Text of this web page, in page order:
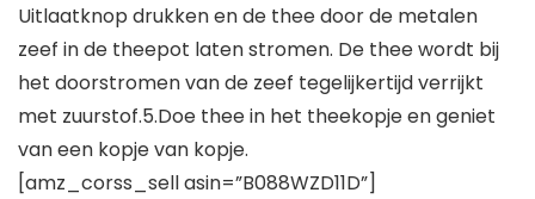
Uitlaatknop drukken en de thee door de metalen
zeef in de theepot laten stromen. De thee wordt bij
het doorstromen van de zeef tegelijkertijd verrijkt
met zuurstof.5.Doe thee in het theekopje en geniet
van een kopje van kopje.
[amz_corss_sell asin=”B088WZD11D”]